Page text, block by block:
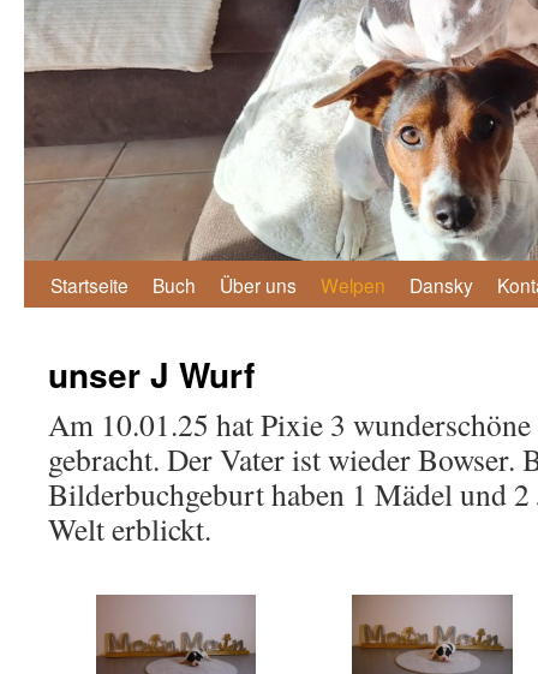
Zum
springen
Startseite Buch Über uns Welpen Dansky
unser J Wurf
Am 10.01.25 hat Pixie 3
gebracht. Der Vater ist wieder Bowser.
Bilderbuchgeburt haben 1 Mädel und
Welt erblickt.